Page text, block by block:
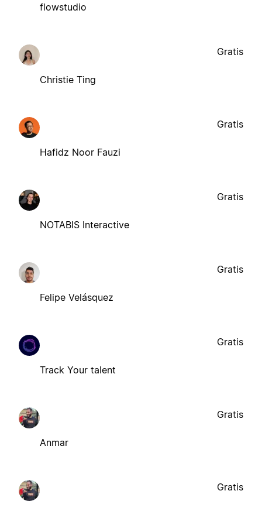
flowstudio
Christie Ting
Gratis
Hafidz Noor Fauzi
Gratis
NOTABIS Interactive
Gratis
Felipe Velásquez
Gratis
Track Your talent
Gratis
Anmar
Gratis
Gratis